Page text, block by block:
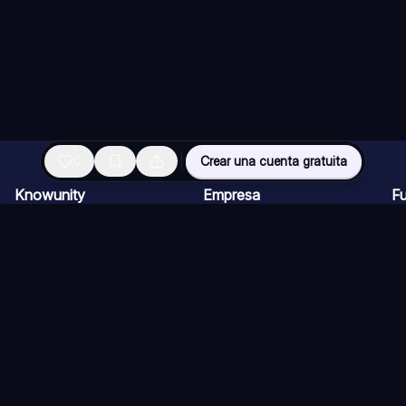
Crear una cuenta gratuita
Knowunity Empresa